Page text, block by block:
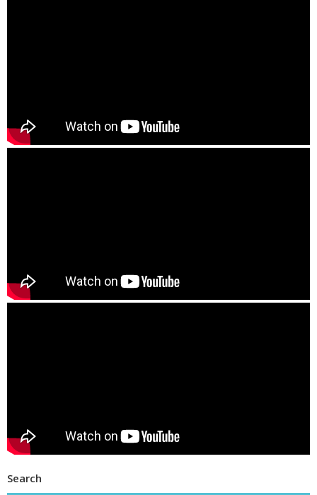
Search